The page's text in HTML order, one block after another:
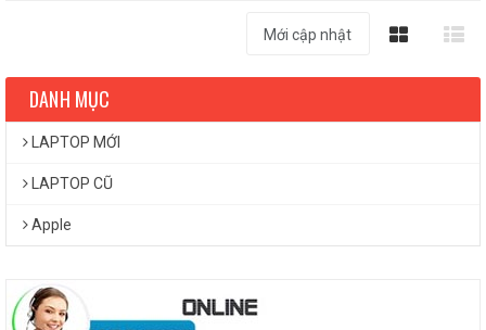
DANH MỤC
LAPTOP MỚI
LAPTOP CŨ
Apple